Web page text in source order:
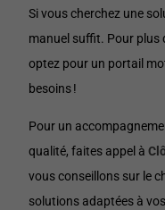
Si vous cherchez une
manuel suffit. Pour plus
optez pour un portail
besoins !
Pour un
qualité, faites appel à
vous conseillons sur le
solutions adaptées à